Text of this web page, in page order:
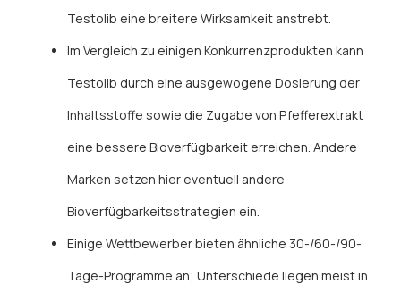
Testolib eine breitere Wirksamkeit anstrebt.
Im Vergleich zu einigen Konkurrenzprodukten kann
Testolib durch eine ausgewogene Dosierung der
Inhaltsstoffe sowie die Zugabe von Pfefferextrakt
eine bessere Bioverfügbarkeit erreichen. Andere
Marken setzen hier eventuell andere
Bioverfügbarkeitsstrategien ein.
Einige Wettbewerber bieten ähnliche 30-/60-/90-
Tage-Programme an; Unterschiede liegen meist in